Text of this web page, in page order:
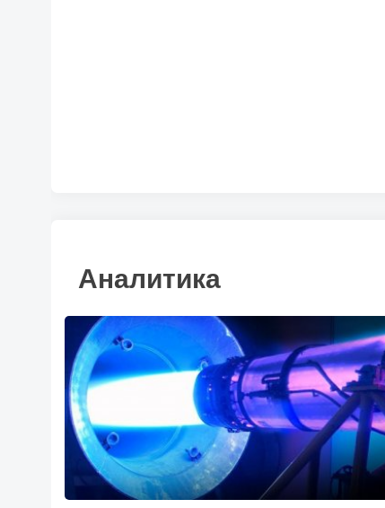
Аналитика